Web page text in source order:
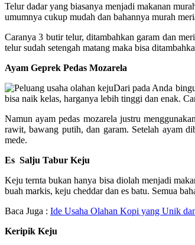
Telur dadar yang biasanya menjadi makanan
umumnya cukup mudah dan bahannya murah
Caranya 3 butir telur, ditambahkan garam dan
telur sudah setengah matang maka bisa
Ayam Geprek Pedas Mozarela
Dari pada Anda
bisa naik kelas, harganya lebih tinggi dan enak.
Namun ayam pedas mozarela justru
rawit, bawang putih, dan garam. Setelah ayam
mede.
Es Salju Tabur Keju
Keju ternta bukan hanya bisa diolah menjadi
buah markis, keju cheddar dan es batu. Semua
Baca Juga : Ide Usaha Olahan Kopi yang Unik
Keripik Keju